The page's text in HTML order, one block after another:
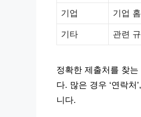
기업 기업
기타 관련
정확한 제출처를 찾
다. 많은 경우 ‘연락처
니다.